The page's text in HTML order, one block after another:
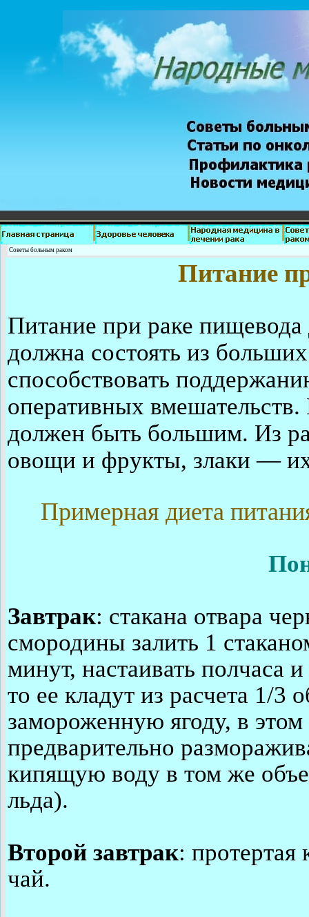
Советы больным раком
Питание
Питание при раке
должна состоять из
способствовать
оперативных
должен быть большим. Из
овощи и фрукты, злаки —
Примерная диета
Завтрак: стакана отвара
смородины залить 1
минут, настаивать полчаса
то ее кладут из расчета 1/
замороженную ягоду, в
предварительно
кипящую воду в том же
льда).
Второй завтрак: протертая
чай.